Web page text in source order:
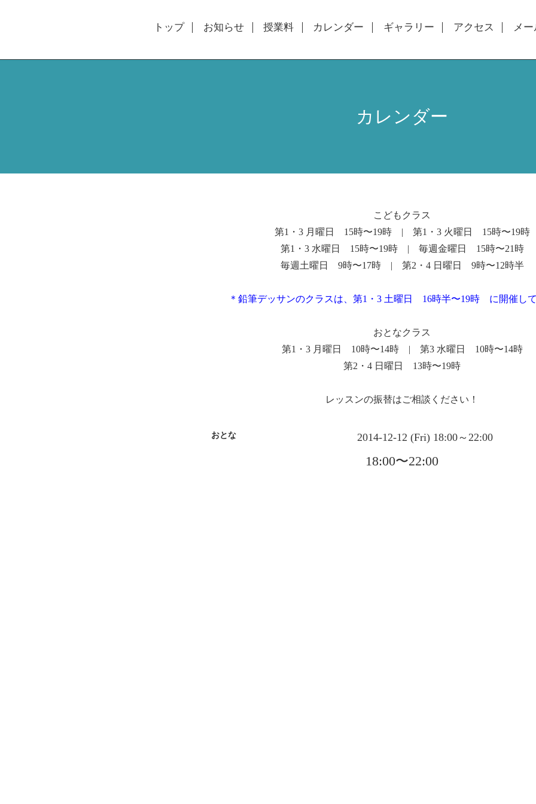
トップ お知らせ 授業料 カレンダー ギャラリー アクセス メ
カレンダー
こどもクラス
第1・3 月曜日 15時〜19時 | 第1・3 火曜日 15時〜19時
第1・3 水曜日 15時〜19時 | 毎週金曜日 15時〜21時
毎週土曜日 9時〜17時 | 第2・4 日曜日 9時〜12時半
＊鉛筆デッサンのクラスは、第1・3 土曜日 16時半〜19時 に開催し
おとなクラス
第1・3 月曜日 10時〜14時 | 第3 水曜日 10時〜14時
第2・4 日曜日 13時〜19時
レッスンの振替はご相談ください！
おとな 2014-12-12 (Fri) 18:00～22:00
18:00〜22:00